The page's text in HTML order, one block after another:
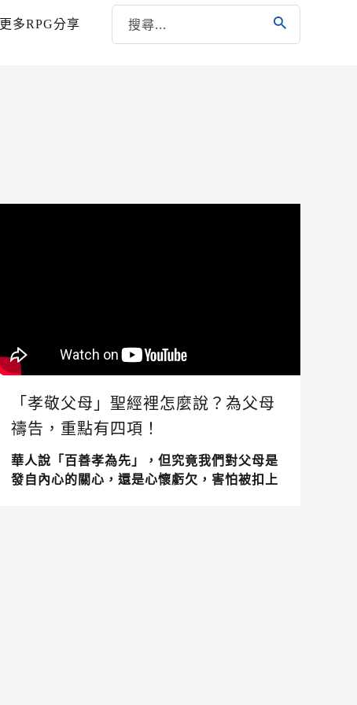
更多RPG分享
「孝敬父母」聖經裡怎麼說？為父母
禱告，重點有四項！
華人說「百善孝為先」，但究竟我們對父母是
發自內心的關心，還是心懷虧欠，害怕被扣上